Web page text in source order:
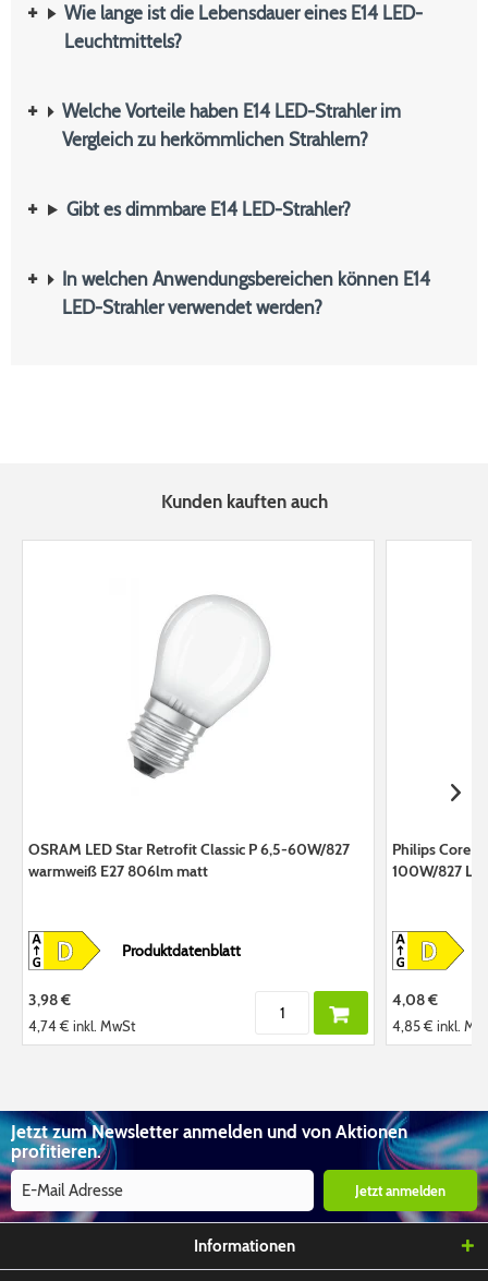
Wie lange ist die Lebensdauer eines E14 LED-
Leuchtmittels?
Welche Vorteile haben E14 LED-Strahler im
Vergleich zu herkömmlichen Strahlern?
Gibt es dimmbare E14 LED-Strahler?
In welchen Anwendungsbereichen können E14
LED-Strahler verwendet werden?
Kunden kauften auch
OSRAM LED Star Retrofit Classic P 6,5-60W/827
warmweiß E27 806lm matt
Produktdatenblatt
3,98 €
4,74 € inkl. MwSt
Philips
100W/827
4,08 €
4,85 €inkl.
Jetzt zum Newsletter anmelden und von Aktionen
profitieren.
Jetzt anmelden
Informationen